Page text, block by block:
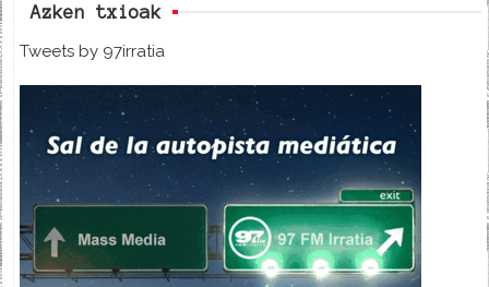
Azken txioak
Tweets by 97irratia